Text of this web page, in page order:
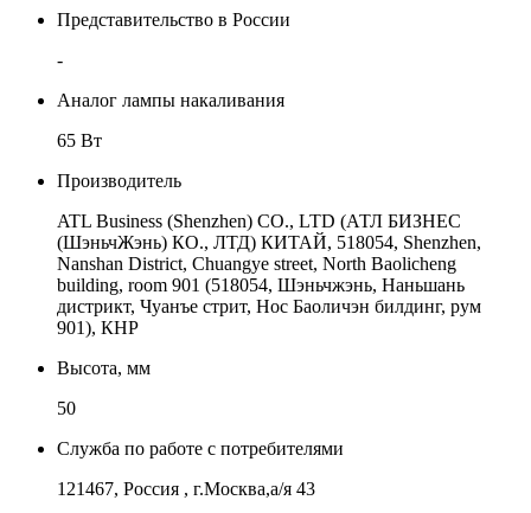
Представительство в России
-
Аналог лампы накаливания
65 Вт
Производитель
ATL Business (Shenzhen) CO., LTD (АТЛ БИЗНЕС
(ШэньчЖэнь) КО., ЛТД) КИТАЙ, 518054, Shenzhen,
Nanshan District, Chuangye street, North Baolicheng
building, room 901 (518054, Шэньчжэнь, Наньшань
дистрикт, Чуанъе стрит, Нос Баоличэн билдинг, рум
901), КНР
Высота, мм
50
Служба по работе с потребителями
121467, Россия , г.Москва,а/я 43